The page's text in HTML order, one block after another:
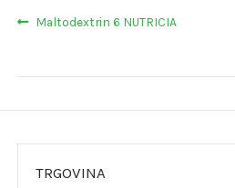
Navigacija
Prethodna
Maltodextrin 6 NUTRICIA
TRGOVINA